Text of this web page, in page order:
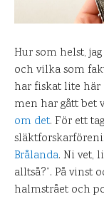
Hur som helst,
och vilka som
har fiskat lite här
men har gått bet
om det. För ett
Brålanda. Ni vet,
alltså?”. På vinst
halmstrået och